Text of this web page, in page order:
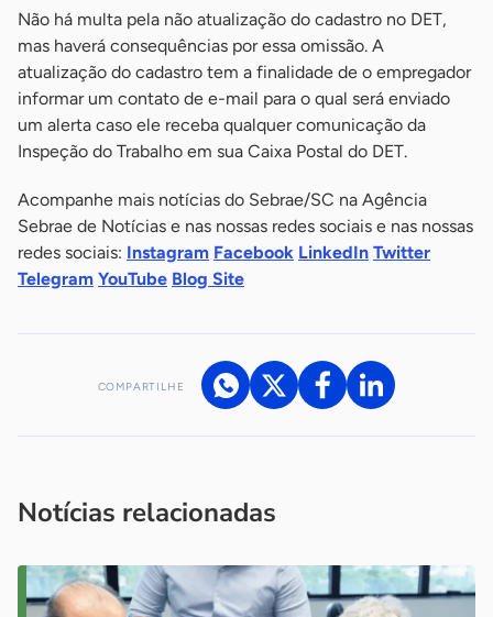
Não há multa pela não atualização do cadastro no DET,
mas haverá consequências por essa omissão. A
atualização do cadastro tem a finalidade de o empregador
informar um contato de e-mail para o qual será enviado
um alerta caso ele receba qualquer comunicação da
Inspeção do Trabalho em sua Caixa Postal do DET.
Acompanhe mais notícias do Sebrae/SC na Agência
Sebrae de Notícias e nas nossas redes sociais e nas nossas
redes sociais: Instagram Facebook LinkedIn Twitter
Telegram YouTube Blog Site
COMPARTILHE
Notícias relacionadas